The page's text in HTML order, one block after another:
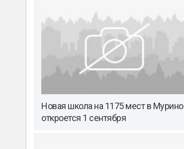
Новая школа на 1175 мест в Мурино
откроется 1 сентября